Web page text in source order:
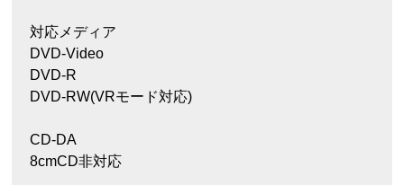
対応メディア
DVD-Video
DVD-R
DVD-RW(VRモード対応)
CD-DA
8cmCD非対応